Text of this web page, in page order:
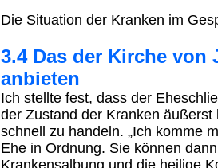
Die Situation der Kranken im
3.4 Das der Kirche von
anbieten
Ich stellte fest, dass der
der Zustand der Kranken
schnell zu handeln. „Ich komme
Ehe in Ordnung. Sie können
Krankensalbung und die heilige